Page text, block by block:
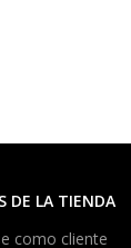
DE LA TIENDA
como cliente